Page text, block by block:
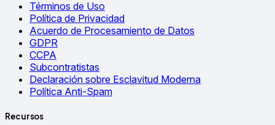
Términos de Uso
Política de Privacidad
Acuerdo de Procesamiento de Datos
GDPR
CCPA
Subcontratistas
Declaración sobre Esclavitud Moderna
Política Anti-Spam
Recursos